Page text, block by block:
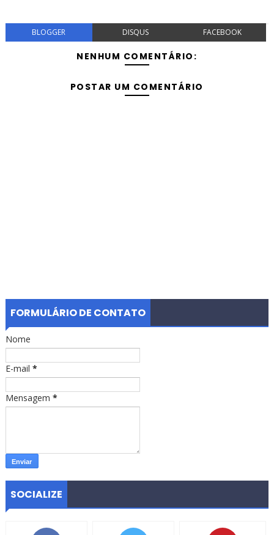
BLOGGER DISQUS FACEBOOK
NENHUM COMENTÁRIO:
POSTAR UM COMENTÁRIO
FORMULÁRIO DE CONTATO
Nome
E-mail *
Mensagem *
SOCIALIZE